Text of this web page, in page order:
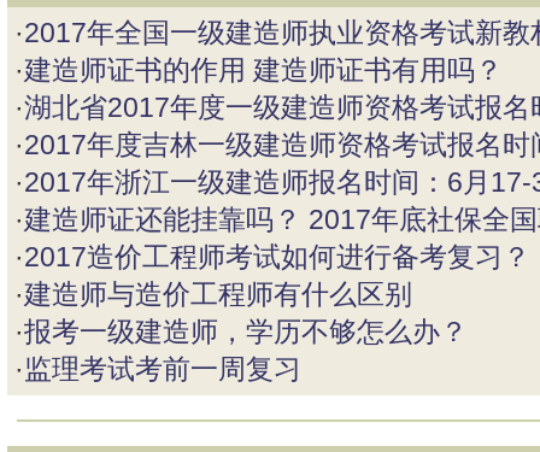
·2017年全国一级建造师执业资格考试新教
·建造师证书的作用 建造师证书有用吗？
·湖北省2017年度一级建造师资格考试报名
·2017年度吉林一级建造师资格考试报名时
·2017年浙江一级建造师报名时间：6月17-
·建造师证还能挂靠吗？ 2017年底社保全
·2017造价工程师考试如何进行备考复习？
·建造师与造价工程师有什么区别
·报考一级建造师，学历不够怎么办？
·监理考试考前一周复习